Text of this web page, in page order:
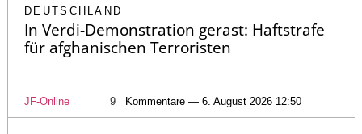
DEUTSCHLAND
In Verdi-Demonstration gerast: Haftstrafe
für afghanischen Terroristen
JF-Online 9 Kommentare — 6. August 2026 12:50